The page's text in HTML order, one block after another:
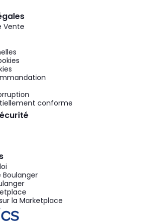
Vente
conforme
Boulanger
la Marketplace